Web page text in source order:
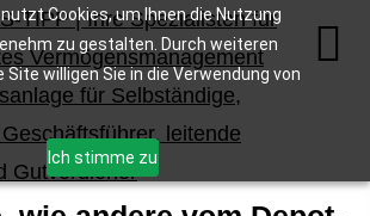
Cookies, um Ihnen die Nutzung
zu gestalten. Durch weiteren
willigen Sie in die Verwendung von
Ich stimme zu